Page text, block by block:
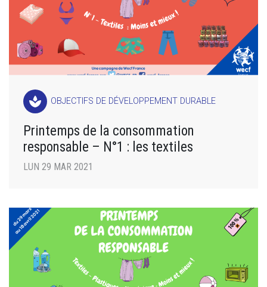
spa OBJECTIFS DE DÉVELOPPEMENT DURABLE
Printemps de la consommation
responsable – N°1 : les textiles
LUN 29 MAR 2021